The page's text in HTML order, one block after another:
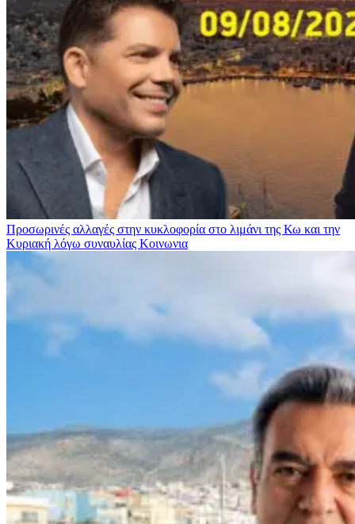
Προσωρινές αλλαγές στην κυκλοφορία στο λιμάνι της Κω και την
Κυριακή λόγω συναυλίας Κοινωνια